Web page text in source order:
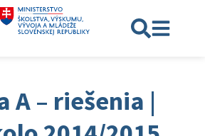
A – riešenia |